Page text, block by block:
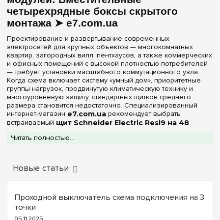
Серия
Resi9(1)
Цвет корпуса
Белый(1)
Степень защиты IP
IP30(1)
Непрозрачная
Ширина, мм
344 мм
четырехрядные боксы скрытого
монтажа ➤ e7.com.ua
Проектирование и развертывание современных
электросетей для крупных объектов — многокомнатных
квартир, загородных вилл, пентхаусов, а также коммерческих
и офисных помещений с высокой плотностью потребителей
— требует установки масштабного коммутационного узла.
Когда схема включает систему «умный дом», приоритетные
группы нагрузок, продвинутую климатическую технику и
многоуровневую защиту, стандартных щитков среднего
размера становится недостаточно. Специализированный
интернет-магазин e7.com.ua рекомендует выбрать
встраиваемый щит Schneider Electric Resi9 на 48
мест) предоставляет максимальную емкость для бытового
в стену ради сохранения эстетики интерьера.
Декоративная рамка и фасад выполнены из стали, а сам
корпус из ударопрочного и самозатухающего
чистогобелого цвета
Читать полностью...
Новые статьи
Проходной выключатель схема подключения на 3
точки